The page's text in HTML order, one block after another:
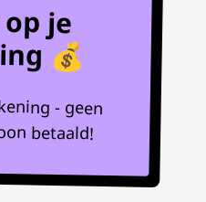
op je
💰
- geen
betaald!